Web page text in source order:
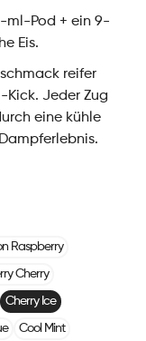
ml-Pod + ein 9-
Eis.
reifer
Kick. Jeder Zug
eine kühle
Raspberry
Cherry
Cherry Ice
Cool Mint